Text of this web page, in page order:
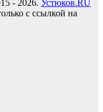
- 2026. Устюков.RU
с ссылкой на